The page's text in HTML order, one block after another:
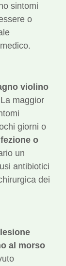
sintomi
o
violino
maggior
giorni o
o
un
antibiotici
dei
al morso